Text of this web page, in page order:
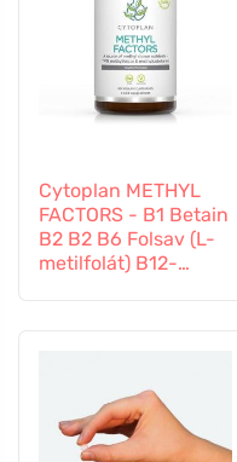
Cytoplan METHYL
FACTORS - B1 Betain
B2 B2 B6 Folsav (L-
metilfolát) B12-